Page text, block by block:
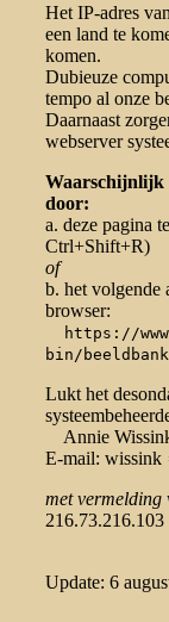
Het IP-adres
een land te
komen.
Dubieuze
tempo al onze
Daarnaast
webserver
Waarschijnlijk
door:
a. deze pagina
Ctrl+Shift+R)
of
b. het volgende
browser:
https://
bin/
Lukt het
Annie
E-mail: wissink
met vermelding
216.73.216.103
Update: 6